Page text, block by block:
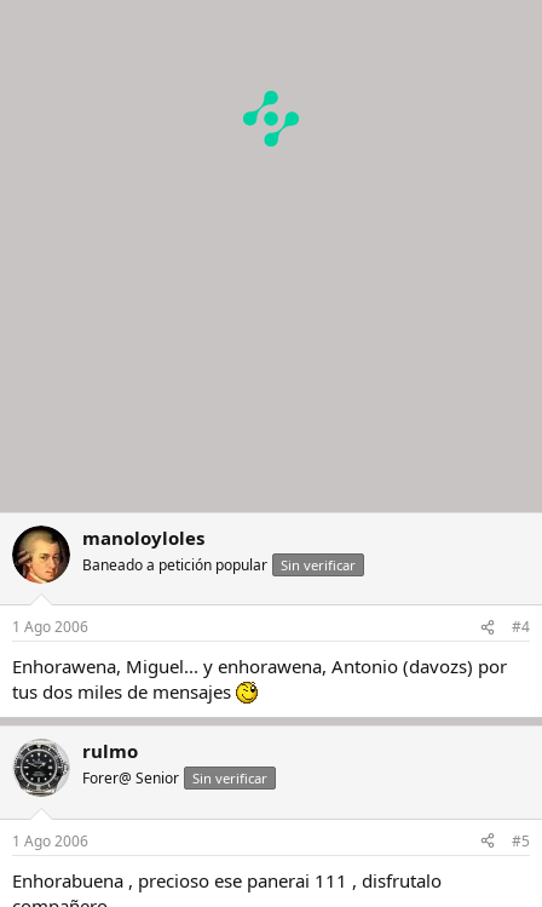
manoloyloles
Baneado a petición popular Sin verificar
1 Ago 2006 #4
Enhorawena, Miguel... y enhorawena, Antonio (davozs) por
tus dos miles de mensajes
rulmo
Forer@ Senior Sin verificar
1 Ago 2006 #5
Enhorabuena , precioso ese panerai 111 , disfrutalo